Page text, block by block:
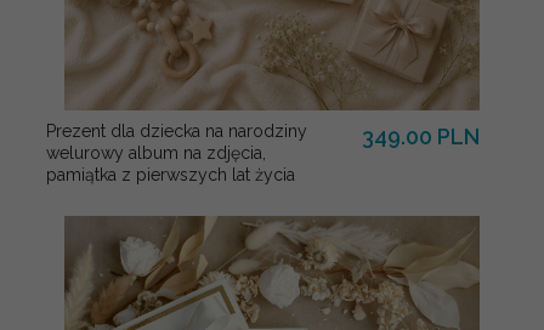
Prezent dla dziecka na narodziny
welurowy album na zdjęcia,
pamiątka z pierwszych lat życia
349.00 PLN